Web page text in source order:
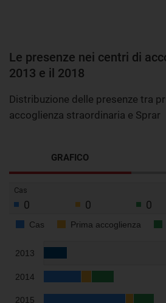
Le presenze nei centri di
2013 e il 2018
Distribuzione delle presenze tra
accoglienza straordinaria e Sprar
GRAFICO